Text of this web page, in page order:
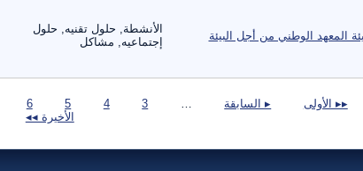
المعهد الوطني من أجل البيئة
الأنشطة, حلول تقنيه, حلول
إجتماعيه, مشاكل
▸▸ الأولى ▸ السابقة 3
4
5
6
الأخيرة ◂◂